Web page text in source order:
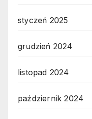
styczeń 2025
grudzień 2024
listopad 2024
październik 2024